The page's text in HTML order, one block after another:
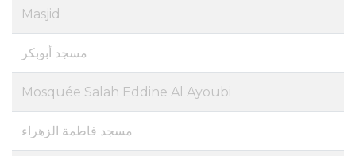
Masjid
مسجد أبوبكر
Mosquée Salah Eddine Al Ayoubi
مسجد فاطمة الزهراء